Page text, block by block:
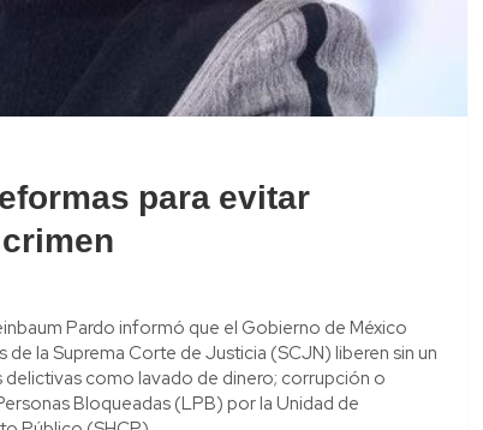
para evitar
Pardo informó que el Gobierno de México
la Suprema Corte de Justicia (SCJN) liberen sin un
como lavado de dinero; corrupción o
Bloqueadas (LPB) por la Unidad de